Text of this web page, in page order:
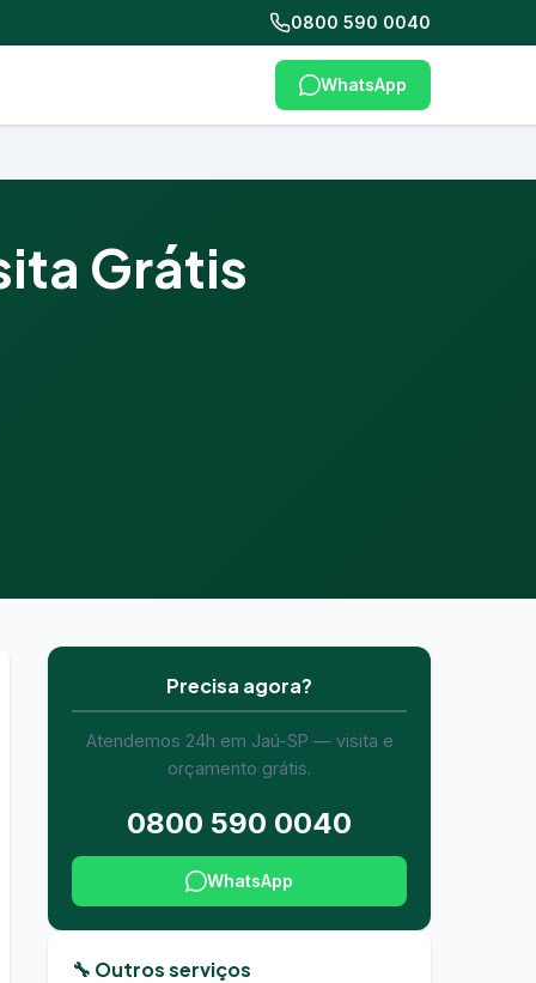
0800 590 0040
WhatsApp
Grátis
Precisa agora?
Atendemos 24h em Jaú-SP — visita e
orçamento grátis.
0800 590 0040
WhatsApp
🔧 Outros serviços